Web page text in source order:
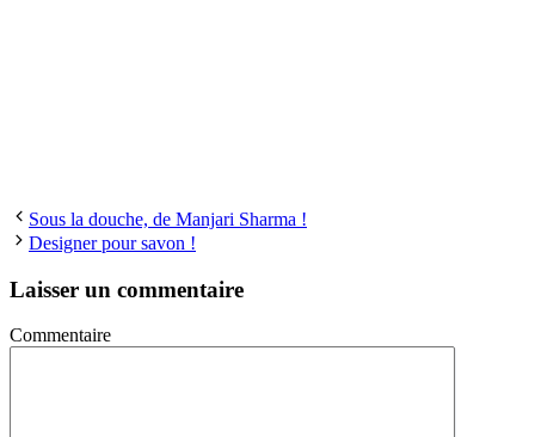
Sous la douche, de Manjari Sharma !
Designer pour savon !
Laisser un commentaire
Commentaire